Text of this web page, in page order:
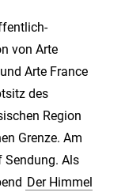
von Arte
Arte France
des
Region
Grenze. Am
Sendung. Als
Der Himmel